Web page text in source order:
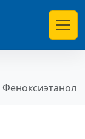
Феноксиэтанол